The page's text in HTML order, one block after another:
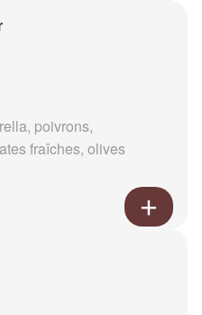
poivrons,
fraîches, olives